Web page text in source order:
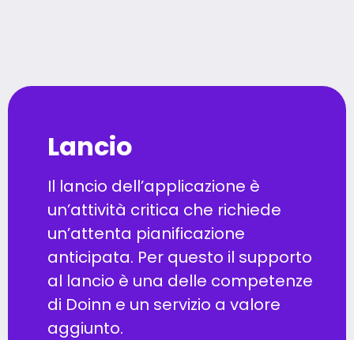
Lancio
Il lancio dell’applicazione è
un’attività critica che richiede
un’attenta pianificazione
anticipata. Per questo il supporto
al lancio è una delle competenze
di Doinn e un servizio a valore
aggiunto.